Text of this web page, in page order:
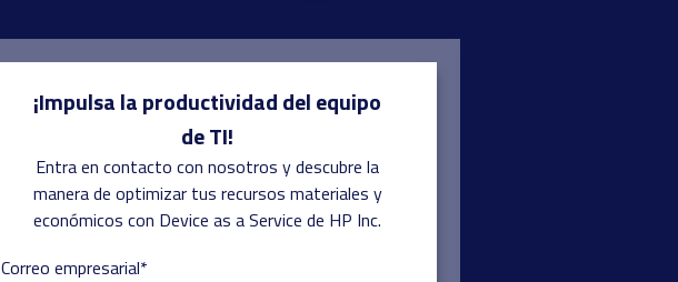
¡Impulsa la productividad del equipo
de TI!
Entra en contacto con nosotros y descubre la
manera de optimizar tus recursos materiales y
económicos con Device as a Service de HP Inc.
Correo empresarial*